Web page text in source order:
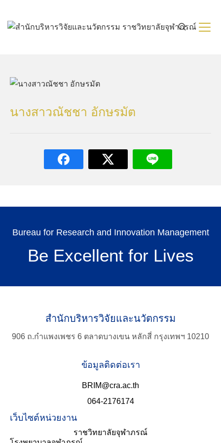
content
นางสาวณัชชา อักษรมัต
Bureau for Research and Innovation Management
Be Excellent for Lives
สำนักบริหารวิจัยและนวัตกรรม
906 ถ.กำแพงเพชร 6 ตลาดบางเขน หลักสี่ กรุงเทพฯ 10210
ข้อมูลติดต่อเรา
BRIM@cra.ac.th
064-2176174
เว็บไซต์หน่วยงาน
ราชวิทยาลัยจุฬาภรณ์